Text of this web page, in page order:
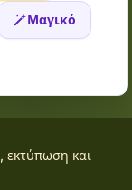
Μαγικό
εκτύπωση και